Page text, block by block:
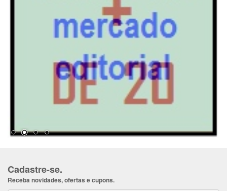
Cadastre-se.
Receba novidades, ofertas e cupons.